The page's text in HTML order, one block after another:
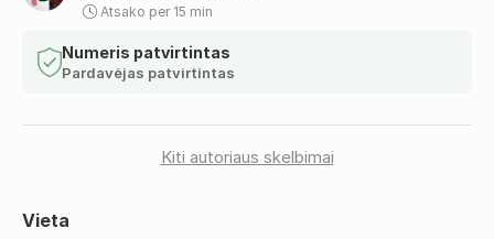
Atsako per 15 min
Numeris patvirtintas
Pardavėjas patvirtintas
Kiti autoriaus skelbimai
Vieta